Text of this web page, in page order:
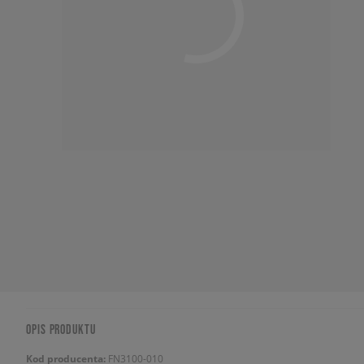
OPIS PRODUKTU
Kod producenta: FN3100-010